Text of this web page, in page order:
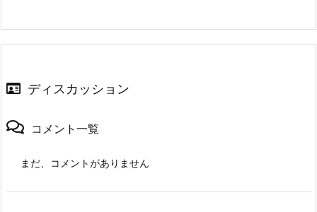
ディスカッション
コメント一覧
まだ、コメントがありません